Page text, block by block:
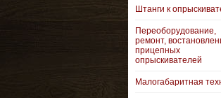
Штанги к
Переоборудование,
ремонт,
прицепных
опрыскивателей
Малогабаритная